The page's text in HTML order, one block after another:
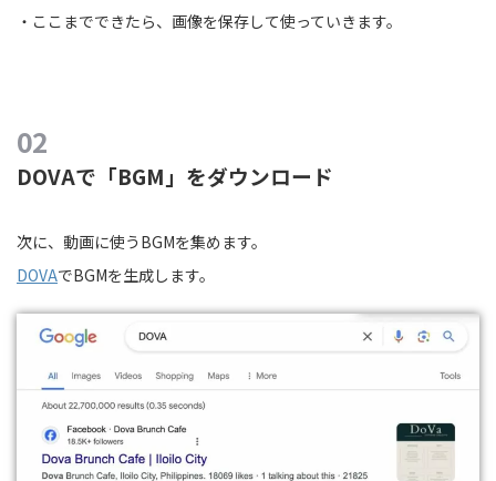
・ここまでできたら、画像を保存して使っていきます。
DOVAで「BGM」をダウンロード
次に、動画に使うBGMを集めます。
DOVAでBGMを生成します。